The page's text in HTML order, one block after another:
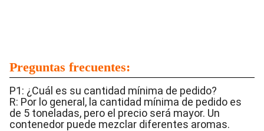
Preguntas frecuentes:
P1: ¿Cuál es su cantidad mínima de pedido?
R: Por lo general, la cantidad mínima de pedido es
de 5 toneladas, pero el precio será mayor. Un
contenedor puede mezclar diferentes aromas.